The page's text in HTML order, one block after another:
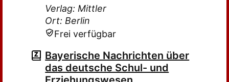
Verlag: Mittler
Ort: Berlin
Frei verfügbar
Bayerische Nachrichten über
das deutsche Schul- und